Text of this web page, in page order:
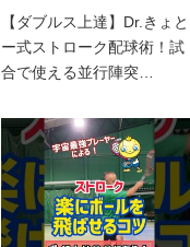
【ダブルス上達】Dr.きょと
ー式ストローク配球術！試
合で使える並行陣突…